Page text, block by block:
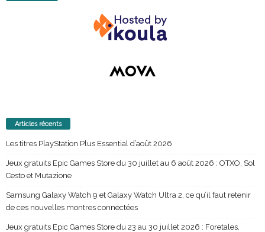
Articles récents
Les titres PlayStation Plus Essential d’août 2026
Jeux gratuits Epic Games Store du 30 juillet au 6 août 2026 : OTXO, Sol
Cesto et Mutazione
Samsung Galaxy Watch 9 et Galaxy Watch Ultra 2, ce qu’il faut retenir
de ces nouvelles montres connectées
Jeux gratuits Epic Games Store du 23 au 30 juillet 2026 : Foretales,